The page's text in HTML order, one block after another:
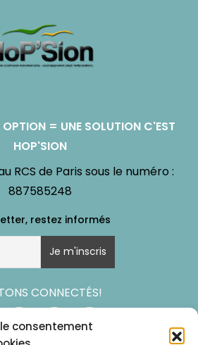
consentement
OPTION = UNE SOLUTION C'EST
HOP'SION
RCS de Paris sous le numéro :
887585248
CONNECTÉS!